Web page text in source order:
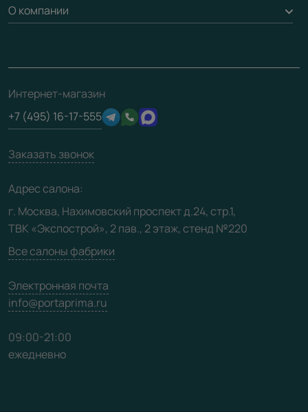
Погонаж
Вопрос-ответ
Отзывы клиентов
Техническая информация
Юридическая информация
Доставка
Дизайнерам / архитекторам
Скачать материалы
3D-модели
О компании
О фабрике
Сертификаты
Производство
Вакансии
Видео
Карта сайта
Интернет-магазин
+7 (495) 16-17-555
Заказать звонок
Адрес салона:
г. Москва, Нахимовский проспект д.24, стр.1,
ТВК «Экспострой», 2 пав., 2 этаж, стенд №220
Все салоны фабрики
Электронная почта
info@portaprima.ru
09:00-21:00
ежедневно